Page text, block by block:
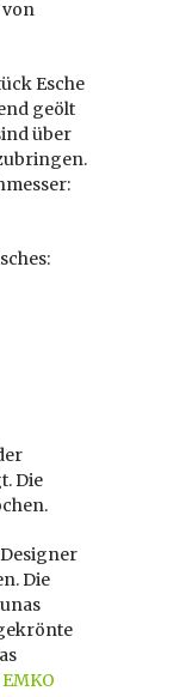
Esche
geölt
über
Die
Die
EMKO